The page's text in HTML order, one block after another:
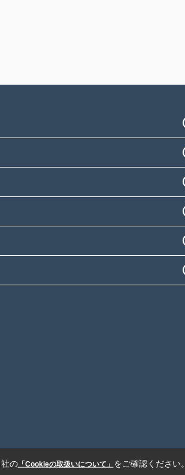
の「Cookieの取扱いについて」 をご確認ください。